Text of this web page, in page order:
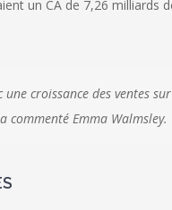
un CA de 7,26 milliards
une croissance des ventes
Emma Walmsley.